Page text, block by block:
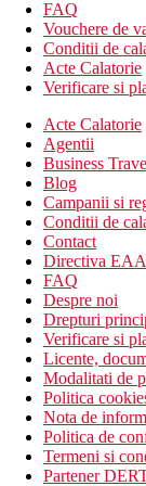
Descriere
Camera dubla,
aer
TV cu
frigider
baie/
seif
fier de
balcon
patut la
Alte tipuri de
Suita, vedere
Suita Junior,
Descrierea
pietris
dus
toaleta
FAQ
Vouchere de
Conditii de
Acte Calatorie
Verificare si
Acte Calatorie
Agentii
Business
Blog
Campanii si
Conditii de
Contact
Directiva EAA
FAQ
Despre noi
Drepturi
Verificare si
Licente,
Modalitati de
Politica
Nota de
Politica de
Termeni si
Partener